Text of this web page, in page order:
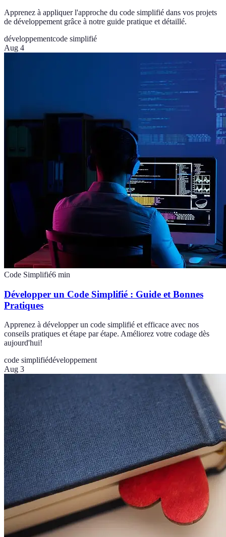
Apprenez à appliquer l'approche du code simplifié dans vos projets
de développement grâce à notre guide pratique et détaillé.
développementcode simplifié
Aug 4
Code Simplifié6 min
Développer un Code Simplifié : Guide et Bonnes
Pratiques
Apprenez à développer un code simplifié et efficace avec nos
conseils pratiques et étape par étape. Améliorez votre codage dès
aujourd'hui!
code simplifiédéveloppement
Aug 3